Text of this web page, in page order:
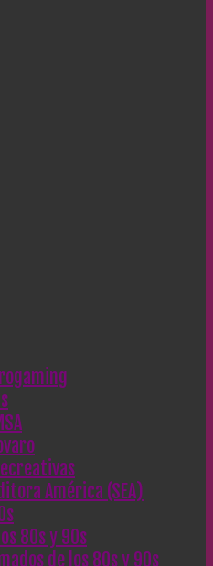
América (SEA)
80s y 90s
de los 80s y 90s